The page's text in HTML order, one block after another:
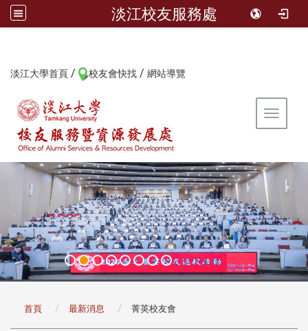
淡江校友服務處
淡江大學首頁 / 校友會快找 / 網站導覽
Toggle
首頁 最新消息 菁英校友會